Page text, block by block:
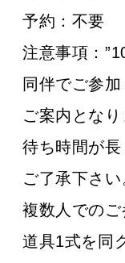
予約：不要
注意事項：
同伴でご参
ご案内となり
待ち時間が
ご了承下さい
複数人での
道具1式を同